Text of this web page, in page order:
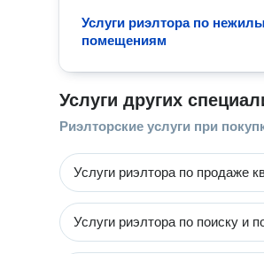
Услуги риэлтора по
помещениям
Услуги других
Риэлторские услуги при
Услуги риэлтора по продаже
Услуги риэлтора по поиску и